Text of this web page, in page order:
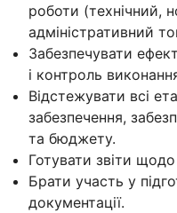
роботи (технічний,
адміністративний
Забезпечувати
і контроль
Відстежувати всі
забезпечення,
та бюджету.
Готувати звіти
Брати участь у
документації.